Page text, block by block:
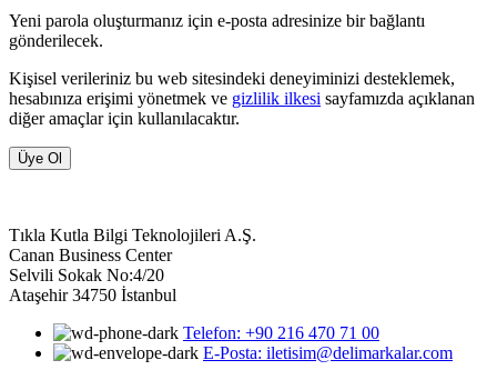
Yeni parola oluşturmanız için e-posta adresinize bir bağlantı
gönderilecek.
Kişisel verileriniz bu web sitesindeki deneyiminizi desteklemek,
hesabınıza erişimi yönetmek ve gizlilik ilkesi sayfamızda açıklanan
diğer amaçlar için kullanılacaktır.
Üye Ol
Tıkla Kutla Bilgi Teknolojileri A.Ş.
Canan Business Center
Selvili Sokak No:4/20
Ataşehir 34750 İstanbul
Telefon: +90 216 470 71 00
E-Posta: iletisim@delimarkalar.com